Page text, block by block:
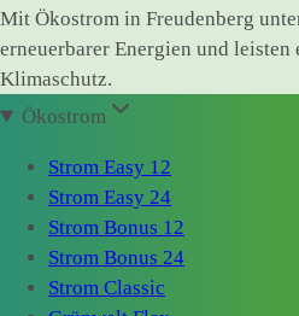
Mit Ökostrom in Freudenberg
erneuerbarer Energien und leisten
Klimaschutz.
Ökostrom
Strom Easy 12
Strom Easy 24
Strom Bonus 12
Strom Bonus 24
Strom Classic